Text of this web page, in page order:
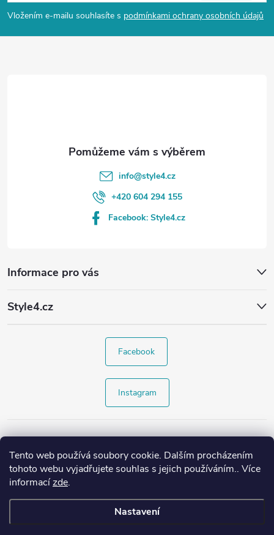
Tento web používá soubory cookie. Dalším procházením
tohoto webu vyjadřujete souhlas s jejich používáním.. Více
informacízde.
Nastavení
p
a
Vložením e-mailu souhlasíte s podmínkami ochrany osobních údajů
Informace pro vás
Style4.cz
info@style4.cz
+420 604 294 155
Facebook: Style4.cz
Facebook
Instagram